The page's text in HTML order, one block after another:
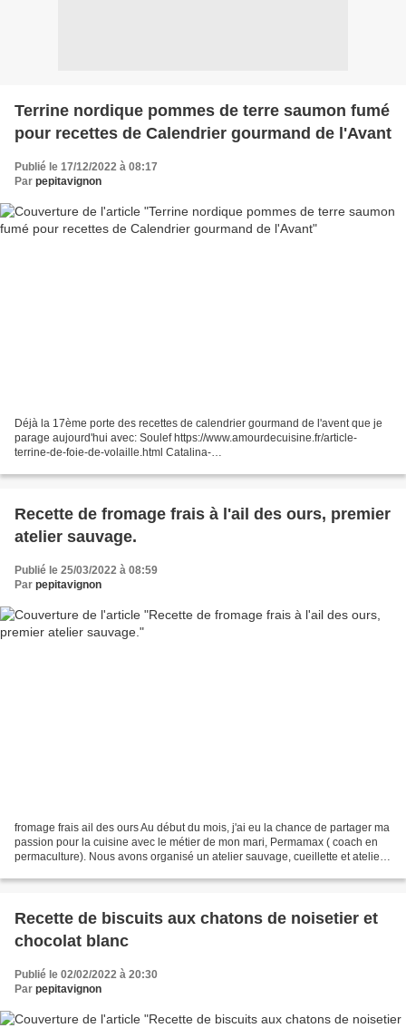
Terrine nordique pommes de terre saumon fumé
pour recettes de Calendrier gourmand de l'Avant
Publié le 17/12/2022 à 08:17
Par pepitavignon
Déjà la 17ème porte des recettes de calendrier gourmand de l'avent que je
parage aujourd'hui avec: Soulef https://www.amourdecuisine.fr/article-
terrine-de-foie-de-volaille.html Catalina-
Recette de fromage frais à l'ail des ours, premier
atelier sauvage.
Publié le 25/03/2022 à 08:59
Par pepitavignon
fromage frais ail des ours Au début du mois, j'ai eu la chance de partager ma
passion pour la cuisine avec le métier de mon mari, Permamax ( coach en
permaculture). Nous avons organisé un atelier sauvage, cueillette et atelier
Recette de biscuits aux chatons de noisetier et
chocolat blanc
Publié le 02/02/2022 à 20:30
Par pepitavignon